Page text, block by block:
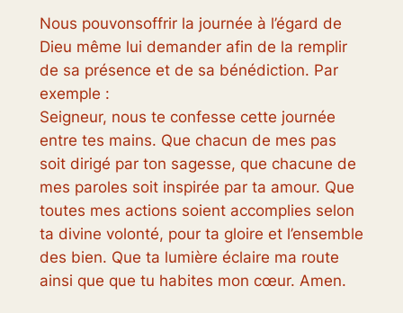
Nous pouvonsoffrir la journée à l’égard de
Dieu même lui demander afin de la remplir
de sa présence et de sa bénédiction. Par
exemple :
Seigneur, nous te confesse cette journée
entre tes mains. Que chacun de mes pas
soit dirigé par ton sagesse, que chacune de
mes paroles soit inspirée par ta amour. Que
toutes mes actions soient accomplies selon
ta divine volonté, pour ta gloire et l’ensemble
des bien. Que ta lumière éclaire ma route
ainsi que que tu habites mon cœur. Amen.